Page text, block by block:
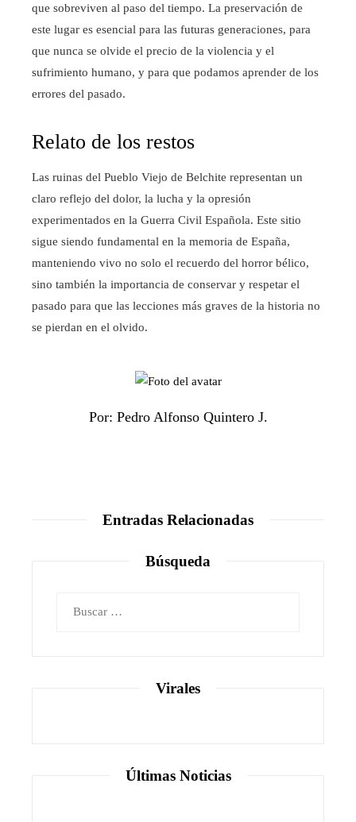
que sobreviven al paso del tiempo. La preservación de
este lugar es esencial para las futuras generaciones, para
que nunca se olvide el precio de la violencia y el
sufrimiento humano, y para que podamos aprender de los
errores del pasado.
Relato de los restos
Las ruinas del Pueblo Viejo de Belchite representan un
claro reflejo del dolor, la lucha y la opresión
experimentados en la Guerra Civil Española. Este sitio
sigue siendo fundamental en la memoria de España,
manteniendo vivo no solo el recuerdo del horror bélico,
sino también la importancia de conservar y respetar el
pasado para que las lecciones más graves de la historia no
se pierdan en el olvido.
Por: Pedro Alfonso Quintero J.
Entradas Relacionadas
Búsqueda
Virales
Últimas Noticias